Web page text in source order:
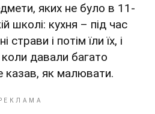
яких не було в 11-
школі: кухня – під час
страви і потім їли їх, і
давали багато
казав, як малювати.